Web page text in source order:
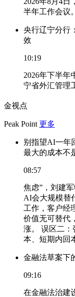
半年工作会议。
央行辽宁分行
效
10:19
2026年下半年
宁省外汇管理
金视点
Peak Point 更多
别指望AI一年
最大的成本不
08:57
焦虑”，刘建
AI会大规模替
工作，客户经
价值无可替代
涨。 误区二：
本、短期内回
金融法草案下
09:16
在金融法治建